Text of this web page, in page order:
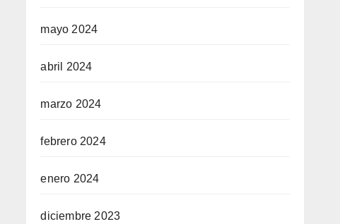
mayo 2024
abril 2024
marzo 2024
febrero 2024
enero 2024
diciembre 2023